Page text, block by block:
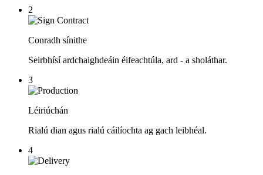
2
Conradh sínithe
Seirbhísí ardchaighdeáin éifeachtúla, ard - a sholáthar.
3
Léiriúchán
Rialú dian agus rialú cáilíochta ag gach leibhéal.
4